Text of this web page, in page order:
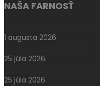
NAŠA FARNOSŤ
1 augusta 2026
25 júla 2026
25 júla 2026